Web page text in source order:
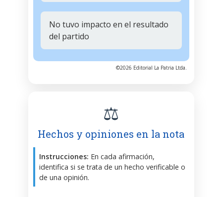
No tuvo impacto en el resultado
del partido
©2026 Editorial La Patria Ltda.
⚖️
Hechos y opiniones en la nota
Instrucciones: En cada afirmación,
identifica si se trata de un hecho verificable o
de una opinión.